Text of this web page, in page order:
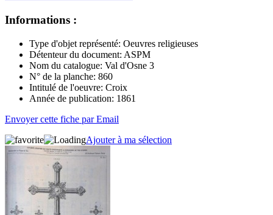
Informations :
Type d'objet représenté: Oeuvres religieuses
Détenteur du document: ASPM
Nom du catalogue: Val d'Osne 3
N° de la planche: 860
Intitulé de l'oeuvre: Croix
Année de publication: 1861
Envoyer cette fiche par Email
Ajouter à ma sélection